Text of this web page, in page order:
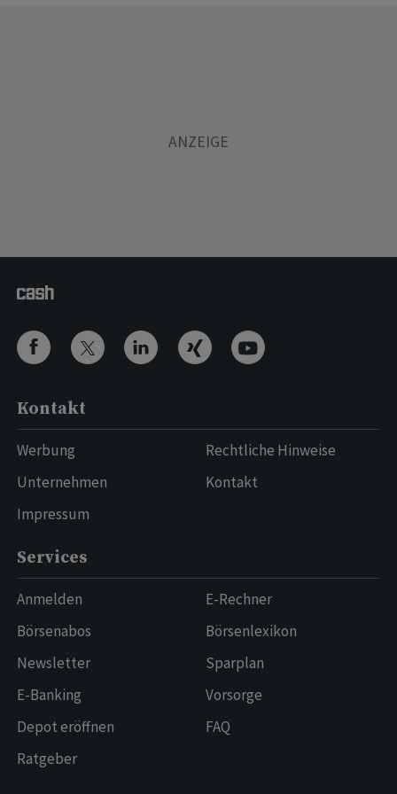
Kontakt
Werbung
Unternehmen
Impressum
Rechtliche Hinweise
Kontakt
Services
Anmelden
Börsenabos
Newsletter
E-Banking
Depot eröffnen
Ratgeber
E-Rechner
Börsenlexikon
Sparplan
Vorsorge
FAQ